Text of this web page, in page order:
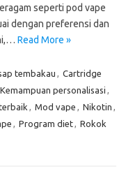
seperti pod vape
dengan preferensi dan
Read More »
tembakau , Cartridge
Kemampuan personalisasi ,
, Mod vape , Nikotin ,
, Program diet, Rokok